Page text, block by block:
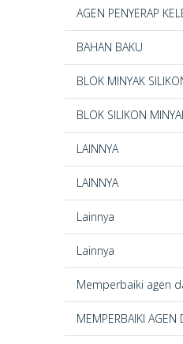
AGEN PENYERAP
BAHAN BAKU
BLOK MINYAK
BLOK SILIKON
LAINNYA
LAINNYA
Lainnya
Lainnya
Memperbaiki agen
MEMPERBAIKI AGEN